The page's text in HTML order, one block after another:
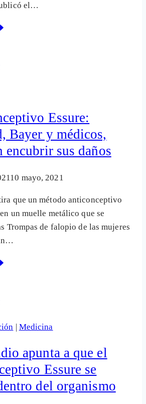
el…
Essure:
Bayer y médicos,
encubrir sus daños
10 mayo, 2021
que un método anticonceptivo
un muelle metálico que se
Trompas de falopio de las mujeres
| Medicina
apunta a que el
Essure se
del organismo